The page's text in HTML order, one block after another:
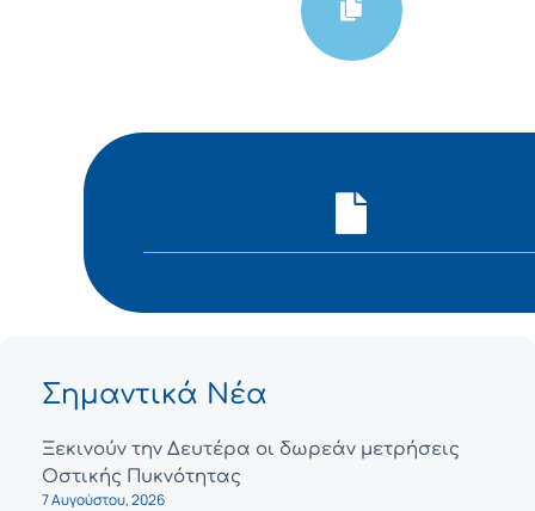
Σημαντικά Νέα
Ξεκινούν την Δευτέρα οι δωρεάν μετρήσεις
Οστικής Πυκνότητας
7 Αυγούστου, 2026